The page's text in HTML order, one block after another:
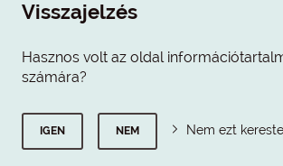
Visszajelzés
Hasznos volt az oldal
számára?
IGEN NEM Nem ezt